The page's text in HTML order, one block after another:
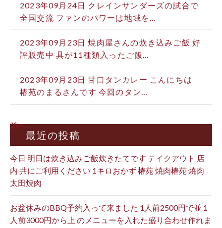
2023年09月24日 クレインサンダーズの試合で
全国交流 ファンのパワーは地域を…
2023年09月23日 焼肉屋さんの炊き込みご飯 好
評販売中 具が11種類入ったご飯…
2023年09月23日 甘口タンカレー こんにちは️
椿苑のまるさんです 今回のタン…
前へ
最近の投稿
今日 明日は炊き込みご飯炊きたてです テイクアウト 店
内 共にご利用ください 1キロおかず 椿苑 焼肉椿苑 焼肉
太田焼肉
お盆休みのBBQ予約入って来ました 1人前2500円で並 1
人前3000円から上 のメニューを入れた盛り合わせ作れま